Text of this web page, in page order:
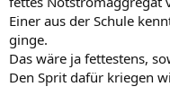
Einer aus der Schule
ginge.
Das wäre ja fettestens,
Den Sprit dafür kriegen